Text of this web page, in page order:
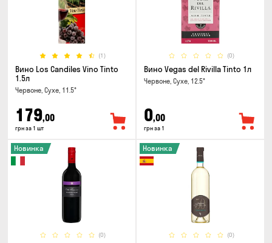
(1)
Вино Los Candiles Vino Tinto
1.5л
Червоне, Сухе, 11.5°
179,00
грн за 1 шт
(0)
Вино Vegas del Rivilla Tinto 1л
Червоне, Сухе, 12.5°
0,00
грн за 1
(0)
Новинка
(0)
Новинка